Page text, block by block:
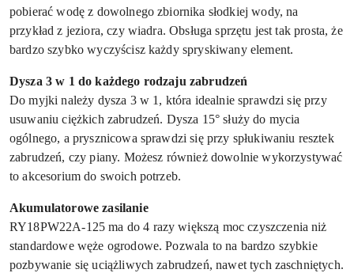
pobierać wodę z dowolnego zbiornika słodkiej wody, na
przykład z jeziora, czy wiadra. Obsługa sprzętu jest tak prosta, że
bardzo szybko wyczyścisz każdy spryskiwany element.
Dysza 3 w 1 do każdego rodzaju zabrudzeń
Do myjki należy dysza 3 w 1, która idealnie sprawdzi się przy
usuwaniu ciężkich zabrudzeń. Dysza 15° służy do mycia
ogólnego, a prysznicowa sprawdzi się przy spłukiwaniu resztek
zabrudzeń, czy piany. Możesz również dowolnie wykorzystywać
to akcesorium do swoich potrzeb.
Akumulatorowe zasilanie
RY18PW22A-125 ma do 4 razy większą moc czyszczenia niż
standardowe węże ogrodowe. Pozwala to na bardzo szybkie
pozbywanie się uciążliwych zabrudzeń, nawet tych zaschniętych.